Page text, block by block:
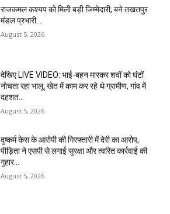
राजकमल कश्यप को मिली बड़ी जिम्मेदारी, बने तखतपुर
मंडल प्रभारी…
August 5, 2026
देखिए LIVE VIDEO: भाई-बहन मारकर शवों को घंटों
नोचता रहा भालू, खेत में काम कर रहे थे ग्रामीण, गांव में
दहशत…
August 5, 2026
दुष्कर्म केस के आरोपी की गिरफ्तारी में देरी का आरोप,
पीड़िता ने एसपी से लगाई सुरक्षा और त्वरित कार्रवाई की
गुहार…
August 5, 2026